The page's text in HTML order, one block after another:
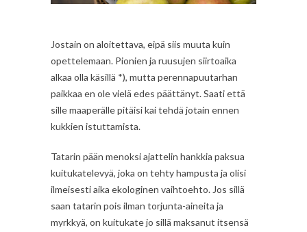
Jostain on aloitettava, eipä siis muuta kuin
opettelemaan. Pionien ja ruusujen siirtoaika
alkaa olla käsillä *), mutta perennapuutarhan
paikkaa en ole vielä edes päättänyt. Saati että
sille maaperälle pitäisi kai tehdä jotain ennen
kukkien istuttamista.
Tatarin pään menoksi ajattelin hankkia paksua
kuitukatelevyä, joka on tehty hampusta ja olisi
ilmeisesti aika ekologinen vaihtoehto. Jos sillä
saan tatarin pois ilman torjunta-aineita ja
myrkkyä, on kuitukate jo sillä maksanut itsensä